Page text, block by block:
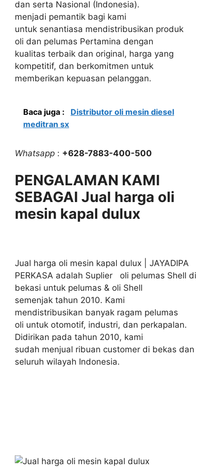
dan serta Nasional (Indonesia).
menjadi pemantik bagi kami
untuk senantiasa mendistribusikan produk
oli dan pelumas Pertamina dengan
kualitas terbaik dan original, harga yang
kompetitif, dan berkomitmen untuk
memberikan kepuasan pelanggan.
Baca juga :
Distributor oli mesin diesel
meditran sx
Whatsapp : +628-7883-400-500
PENGALAMAN KAMI
SEBAGAI Jual harga oli
mesin kapal dulux
Jual harga oli mesin kapal dulux | JAYADIPA
PERKASA adalah Suplier oli pelumas Shell di
bekasi untuk pelumas & oli Shell
semenjak tahun 2010. Kami
mendistribusikan banyak ragam pelumas
oli untuk otomotif, industri, dan perkapalan.
Didirikan pada tahun 2010, kami
sudah menjual ribuan customer di bekas dan
seluruh wilayah Indonesia.